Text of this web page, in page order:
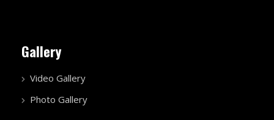
Gallery
Video Gallery
Photo Gallery